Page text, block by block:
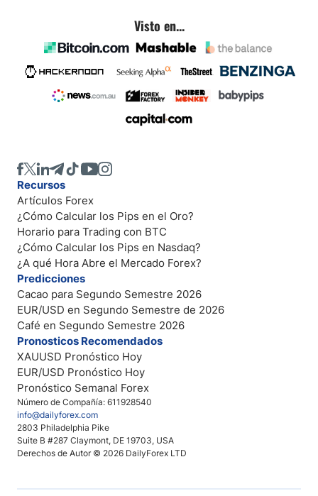
Visto en...
Número de Compañía: 611928540
info@dailyforex.com
2803 Philadelphia Pike
Suite B #287 Claymont, DE 19703, USA
Derechos de Autor © 2026 DailyForex LTD
Recursos
Artículos Forex
¿Cómo Calcular los Pips en el Oro?
Horario para Trading con BTC
¿Cómo Calcular los Pips en Nasdaq?
¿A qué Hora Abre el Mercado Forex?
Predicciones
Cacao para Segundo Semestre 2026
EUR/USD en Segundo Semestre de 2026
Café en Segundo Semestre 2026
Pronosticos Recomendados
XAUUSD Pronóstico Hoy
EUR/USD Pronóstico Hoy
Pronóstico Semanal Forex